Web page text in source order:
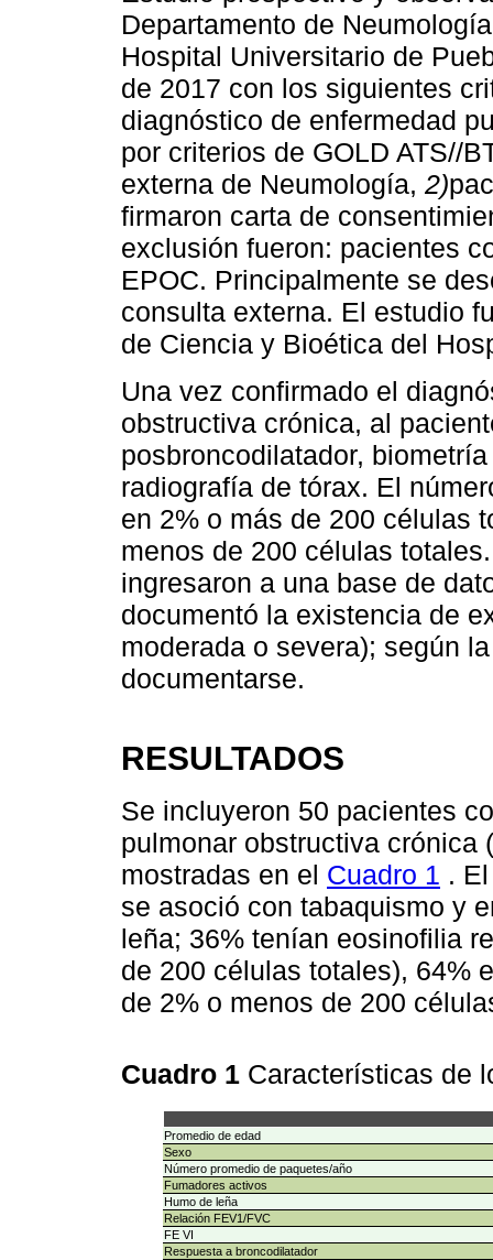
Departamento de
Hospital Universitario de
de 2017 con los siguientes
diagnóstico de enfermedad
por criterios de GOLD ATS//
externa de Neumología, 2)
firmaron carta de
exclusión fueron: pacientes
EPOC. Principalmente se
consulta externa. El estudio
de Ciencia y Bioética del
Una vez confirmado el
obstructiva crónica, al
posbroncodilatador,
radiografía de tórax. El
en 2% o más de 200 células
menos de 200 células
ingresaron a una base de
documentó la existencia de
moderada o severa); según
documentarse.
RESULTADOS
Se incluyeron 50 pacientes
pulmonar obstructiva crónica
mostradas en el Cuadro 1 .
se asoció con tabaquismo y
leña; 36% tenían eosinofilia
de 200 células totales), 64%
de 2% o menos de 200
Cuadro 1 Características de
Promedio de edad
Sexo
Número promedio de paquetes/año
Fumadores activos
Humo de leña
Relación FEV1/FVC
FE VI
Respuesta a broncodilatador